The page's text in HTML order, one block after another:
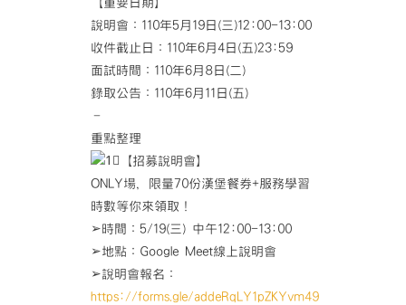
說明會：110年5月19日(三)12:00-13:00
收件截止日：110年6月4日(五)23:59
面試時間：110年6月8日(二)
錄取公告：110年6月11日(五)
–
重點整理
【招募說明會】
ONLY場，限量70份漢堡餐券+服務學習
時數等你來領取！
➢時間：5/19(三) 中午12:00-13:00
➢地點：Google Meet線上說明會
➢說明會報名：
https://forms.gle/addeRqLY1pZKYvm49